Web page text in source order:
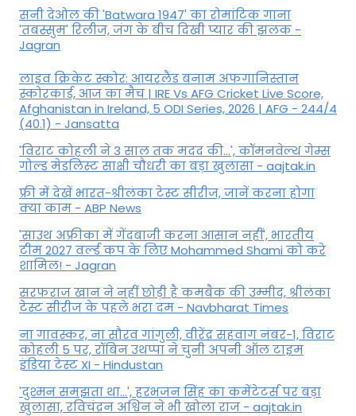
सनी देओल की 'Batwara 1947' का रोमांटिक गाना
'तबस्सुम' रिलीज, जंग के बीच दिखी प्यार की झलक -
Jagran
लाइव क्रिकेट स्कोर: आयरलैंड बनाम अफगानिस्तान
स्कोरकार्ड, आज का मैच | IRE Vs AFG Cricket Live Score,
Afghanistan in Ireland, 5 ODI Series, 2026 | AFG - 244/4
(40.1) - Jansatta
'विराट कोहली ने 3 साल तक मदद की...', कॉमनवेल्थ गेम्स
गोल्ड मेडलिस्ट साक्षी चौधरी का बड़ा खुलासा - aajtak.in
फ्री में देखें भारत-श्रीलंका टेस्ट सीरीज, जानें करना होगा
क्या काम - ABP News
'साउथ अफ्रीका में गेंदबाजी करना आसान नहीं', भारतीय
टीम 2027 वर्ल्‍ड कप के लिए Mohammed Shami को करे
शामिल! - Jagran
सरफराज खान ने नहीं छोड़ी है कमबैक की उम्मीद, श्रीलंका
टेस्ट सीरीज के पहले भरा दम - Navbharat Times
ना गावस्कर, ना सौरव गांगुली, वीरेंद्र सहवाग नंबर-1, विराट
कोहली 5 पर, रॉबिन उथप्पा ने चुनी अपनी ऑल टाइम
इंडिया टेस्ट XI - Hindustan
'दुश्मन समझता था...', हरभजन सिंह का कमेंटेटर्स पर बड़ा
खुलासा, रव‍िचंद्रन अश्विन ने भी खोला राज - aajtak.in